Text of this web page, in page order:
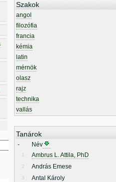
Szakok
angol
filozófia
francia
kémia
latin
mérnök
olasz
rajz
technika
vallás
Tanárok
- Név
1 Ambrus L. Attila, PhD
2 András Emese
3 Antal Károly